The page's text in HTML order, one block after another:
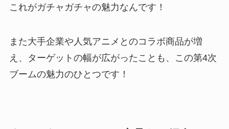
これがガチャガチャの魅力なんです！
また大手企業や人気アニメとのコラボ商品が増
え、ターゲットの幅が広がったことも、この第4次
ブームの魅力のひとつです！